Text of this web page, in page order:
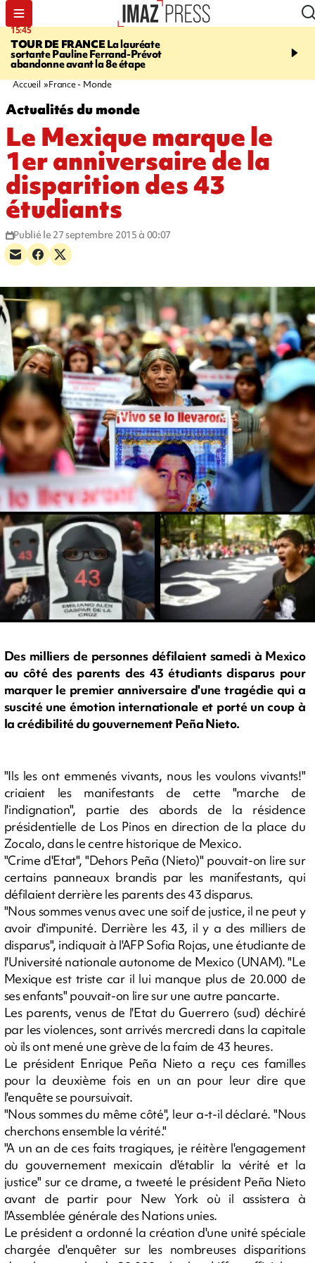
15:45
TOUR DE FRANCELa lauréate
sortante Pauline Ferrand-Prévot
abandonne avant la 8e étape
20:17
routière, concours de
Accueil France - Monde
Actualités du monde
Le Mexique marque le
1er anniversaire de la
disparition des 43
étudiants
Publié le 27 septembre 2015 à 00:07
Des milliers de personnes défilaient samedi à Mexico
au côté des parents des 43 étudiants disparus pour
marquer le premier anniversaire d'une tragédie qui a
suscité une émotion internationale et porté un coup à
la crédibilité du gouvernement Peña Nieto.
"Ils les ont emmenés vivants, nous les voulons vivants!"
criaient les manifestants de cette "marche de
l'indignation", partie des abords de la résidence
présidentielle de Los Pinos en direction de la place du
Zocalo, dans le centre historique de Mexico.
"Crime d'Etat", "Dehors Peña (Nieto)" pouvait-on lire sur
certains panneaux brandis par les manifestants, qui
défilaient derrière les parents des 43 disparus.
"Nous sommes venus avec une soif de justice, il ne peut y
avoir d'impunité. Derrière les 43, il y a des milliers de
disparus", indiquait à l'AFP Sofia Rojas, une étudiante de
l'Université nationale autonome de Mexico (UNAM). "Le
Mexique est triste car il lui manque plus de 20.000 de
ses enfants" pouvait-on lire sur une autre pancarte.
Les parents, venus de l'Etat du Guerrero (sud) déchiré
par les violences, sont arrivés mercredi dans la capitale
où ils ont mené une grève de la faim de 43 heures.
Le président Enrique Peña Nieto a reçu ces familles
pour la deuxième fois en un an pour leur dire que
l'enquête se poursuivait.
"Nous sommes du même côté", leur a-t-il déclaré. "Nous
cherchons ensemble la vérité."
"A un an de ces faits tragiques, je réitère l'engagement
du gouvernement mexicain d'établir la vérité et la
justice" sur ce drame, a tweeté le président Peña Nieto
avant de partir pour New York où il assistera à
l'Assemblée générale des Nations unies.
Le président a ordonné la création d'une unité spéciale
chargée d'enquêter sur les nombreuses disparitions